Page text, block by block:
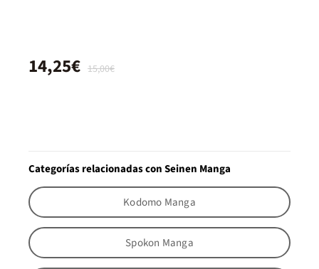
15,00€
14,25€
Categorías relacionadas con Seinen Manga
Kodomo Manga
Spokon Manga